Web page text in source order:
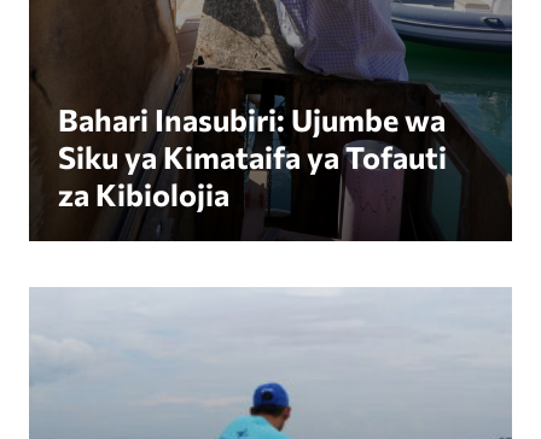
Bahari Inasubiri: Ujumbe wa
Siku ya Kimataifa ya Tofauti
za Kibiolojia
Tuliwasikiliza Viongozi wa Bahari Wakilinda